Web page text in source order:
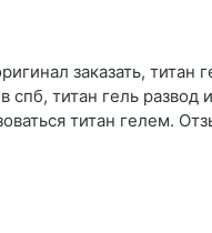
заказать,
спб, титан гель
титан гелем.